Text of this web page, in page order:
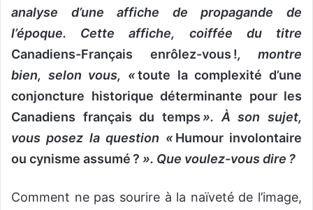
analyse d’une affiche de propagande de
l’époque. Cette affiche, coiffée du titre
Canadiens-Français enrôlez-vous !, montre
bien, selon vous, «toute la complexité d’une
conjoncture historique déterminante pour les
Canadiens français du temps». À son sujet,
vous posez la question « Humour involontaire
ou cynisme assumé ? ». Que voulez-vous dire ?
Comment ne pas sourire à la naïveté de l’image,